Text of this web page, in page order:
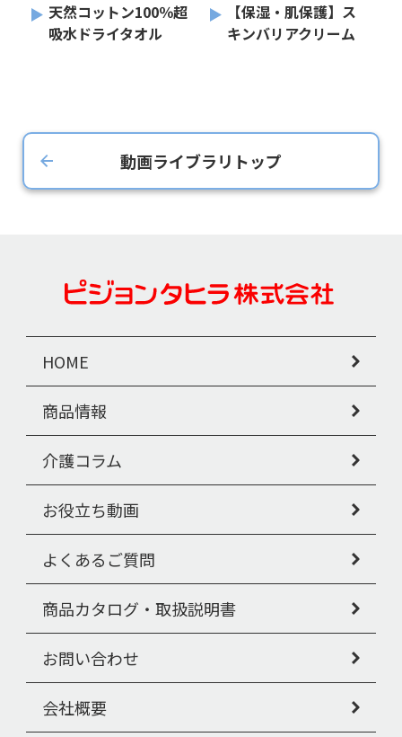
天然コットン100％超
吸水ドライタオル
【保湿・肌保護】ス
キンバリアクリーム
動画ライブラリトップ
HOME
商品情報
介護コラム
お役立ち動画
よくあるご質問
商品カタログ・取扱説明書
お問い合わせ
会社概要